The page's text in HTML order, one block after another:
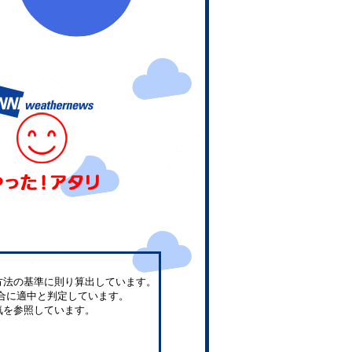
の基準に則り算出しています。
に適中と判定しています。
参照しています。